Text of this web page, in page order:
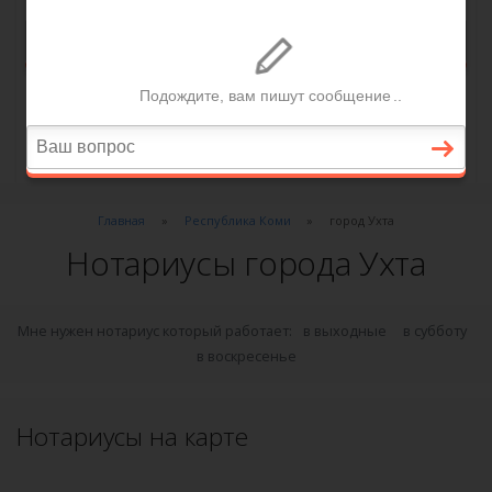
Главная Республика Коми город Ухта
Нотариусы города Ухта
Мне нужен нотариус который работает: в выходные
в субботу
в воскресенье
Нотариусы на карте